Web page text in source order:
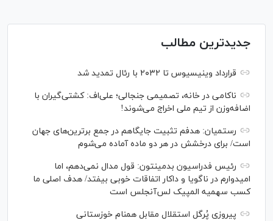
جدیدترین مطالب
قرارداد وینیسیوس تا ۲۰۳۲ با رئال‌ تمدید شد
ناکامی در خانه، تصمیمی جنجالی؛ علی‌اف: کشتی‌گیران با
اضافه‌وزن از تیم ملی اخراج می‌شوند!
رستمیان: هدفم تثبیت جایگاهم در جمع برترین‌های جهان
است/ برای درخشش در هر دو ماده آماده می‌شوم
رئیس فدراسیون بدمینتون: قول مدال نمی‌دهم، اما
امیدوارم در ناگویا و داکار اتفاقات خوبی بیفتد/ هدف اصلی ما
کسب سهمیه المپیک لس‌آنجلس است
پیروزی پُرگل استقلال مقابل همنام خوزستانی